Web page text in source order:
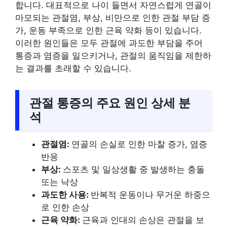
합니다. 대표적으로 나이 들면서 자연스럽게 연골이
마모되는 관절염, 부상, 비만으로 인한 관절 부담 증
가, 운동 부족으로 인한 근육 약화 등이 있습니다.
이러한 원인들은 모두 관절에 과도한 부담을 주어
통증과 염증을 일으키거나, 관절의 움직임을 제한하
는 결과를 초래할 수 있습니다.
관절 통증의 주요 원인 상세 분
석
관절염: 연골의 손실로 인한 마찰 증가, 염증
반응
부상: 스포츠 및 일상생활 중 발생하는 충돌
또는 낙상
과도한 사용: 반복적 운동이나 무거운 하중으
로 인한 손상
근육 약화: 근육과 인대의 손상은 관절을 보